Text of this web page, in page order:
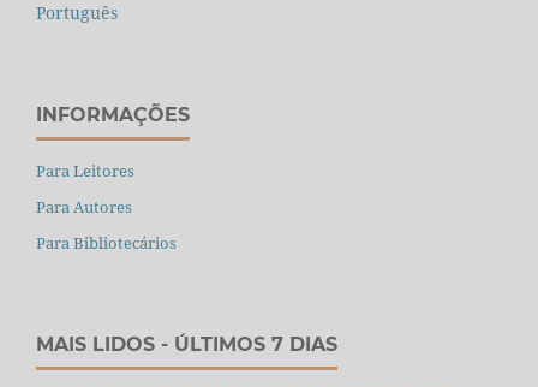
Português
INFORMAÇÕES
Para Leitores
Para Autores
Para Bibliotecários
MAIS LIDOS - ÚLTIMOS 7 DIAS